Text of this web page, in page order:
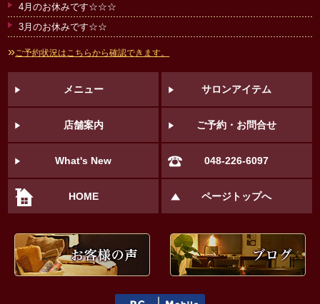
4月のお休みです☆☆☆
3月のお休みです☆☆
» ご予約状況はこちらから確認できます。
メニュー サロンアイテム
店舗案内 ご予約・お問合せ
What's New 048-226-6097
HOME ページトップへ